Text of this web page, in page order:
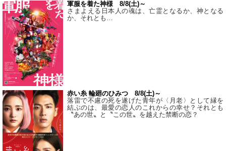
軍服を着た神様 8/8(土)～
さまよえる日本人の魂は、亡霊となるか、神となる
か、それとも…
赤い糸 輪廻のひみつ 8/8(土)～
落雷で不慮の死を遂げた青年が〈月老〉として縁を
結ぶのは、最愛の恋人のこれからの幸せ？それとも
〝あの世〟と〝この世〟を越えた禁断の恋？